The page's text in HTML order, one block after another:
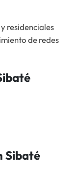
residenciales
de redes
Sibaté